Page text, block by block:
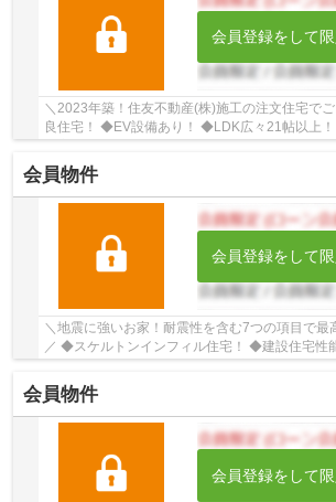
会員登録をして
＼2023年築！住友不動産(株)施工の注文住宅でござい
良住宅！ ◆EV設備あり！ ◆LDK広々21帖以上！ ■ひだまりハウスは、
会員物件
会員登録をして
＼地震に強いお家！耐震性を含む7つの項目で最
／ ◆スケルトンインフィル住宅！ ◆建設住宅性能評価書も「設計」と
「建設」の2つが付いているので安心！ ◆安心の
会員物件
会員登録をして